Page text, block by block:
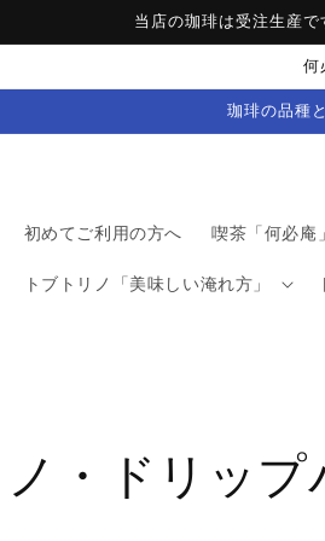
当店の珈琲は受注生産
何
珈琲の品種
初めてご利用の方へ 喫茶「何必庵
トブトリノ「美味しい淹れ方」
ノ・ドリッ